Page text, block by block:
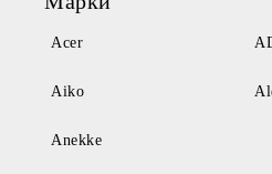
Acer
Aiko
Anekke